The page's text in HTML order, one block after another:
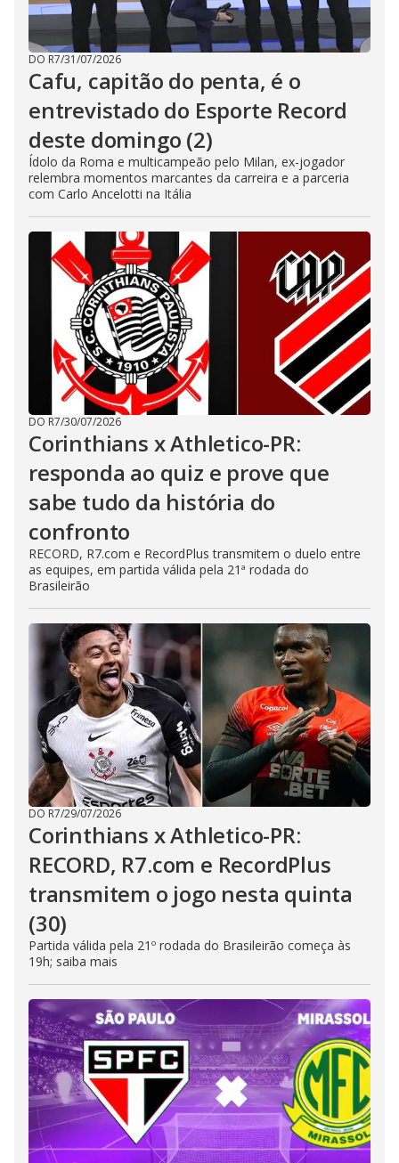
DO R7/31/07/2026
Cafu, capitão do penta, é o
entrevistado do Esporte Record
deste domingo (2)
Ídolo da Roma e multicampeão pelo Milan, ex-jogador
relembra momentos marcantes da carreira e a parceria
com Carlo Ancelotti na Itália
DO R7/30/07/2026
Corinthians x Athletico-PR:
responda ao quiz e prove que
sabe tudo da história do
confronto
RECORD, R7.com e RecordPlus transmitem o duelo entre
as equipes, em partida válida pela 21ª rodada do
Brasileirão
DO R7/29/07/2026
Corinthians x Athletico-PR:
RECORD, R7.com e RecordPlus
transmitem o jogo nesta quinta
(30)
Partida válida pela 21º rodada do Brasileirão começa às
19h; saiba mais